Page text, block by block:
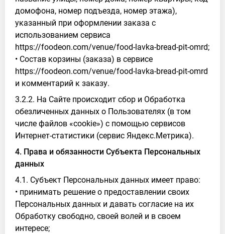
домофона, номер подъезда, номер этажа),
указанный при оформлении заказа с
использованием сервиса
https://foodeon.com/venue/food-lavka-bread-pit-omrd;
• Состав корзины (заказа) в сервисе
https://foodeon.com/venue/food-lavka-bread-pit-omrd
и комментарий к заказу.
3.2.2. На Сайте происходит сбор и Обработка
обезличенных данных о Пользователях (в том
числе файлов «cookie») с помощью сервисов
Интернет-статистики (сервис Яндекс.Метрика).
4. Права и обязанности Субъекта Персональных
данных
4.1. Субъект Персональных данных имеет право:
• принимать решение о предоставлении своих
Персональных данных и давать согласие на их
Обработку свободно, своей волей и в своем
интересе;